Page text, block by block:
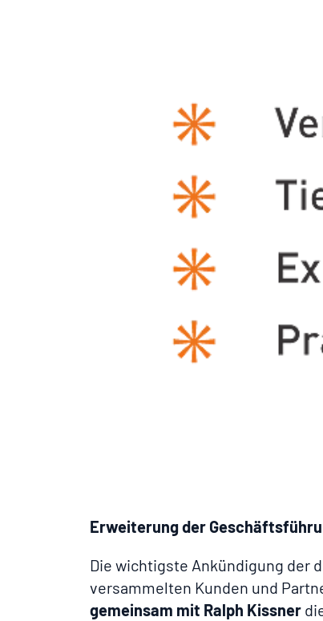
Erweiterung der
Die wichtigste Ankündigung der
versammelten Kunden und
gemeinsam mit Ralph Kissner